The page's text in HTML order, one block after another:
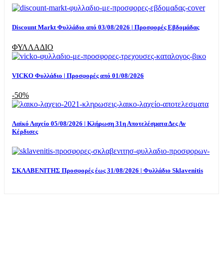
Discount Markt Φυλλάδιο από 03/08/2026 | Προσφορές Εβδομάδας
ΦΥΛΛΑΔΙΟ
VICKO Φυλλάδιο | Προσφορές από 01/08/2026
-50%
Λαϊκό Λαχείο 05/08/2026 | Κλήρωση 31η Αποτελέσματα Δες Αν
Κέρδισες
ΣΚΛΑΒΕΝΙΤΗΣ Προσφορές έως 31/08/2026 | Φυλλάδιο Sklavenitis